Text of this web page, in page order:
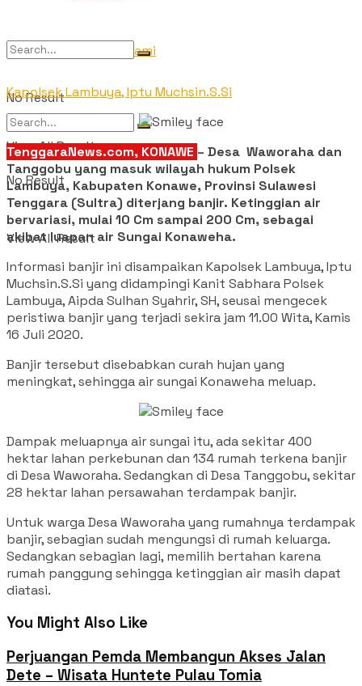
Tentang Kami
No Result
View All Result
No Result
View All Result
Kapolsek Lambuya, Iptu Muchsin.S.Si
TenggaraNews.com, KONAWE – Desa Waworaha dan
Tanggobu yang masuk wilayah hukum Polsek
Lambuya, Kabupaten Konawe, Provinsi Sulawesi
Tenggara (Sultra) diterjang banjir. Ketinggian air
bervariasi, mulai 10 Cm sampai 200 Cm, sebagai
akibat luapan air Sungai Konaweha.
Informasi banjir ini disampaikan Kapolsek Lambuya, Iptu
Muchsin.S.Si yang didampingi Kanit Sabhara Polsek
Lambuya, Aipda Sulhan Syahrir, SH, seusai mengecek
peristiwa banjir yang terjadi sekira jam 11.00 Wita, Kamis
16 Juli 2020.
Banjir tersebut disebabkan curah hujan yang
meningkat, sehingga air sungai Konaweha meluap.
Dampak meluapnya air sungai itu, ada sekitar 400
hektar lahan perkebunan dan 134 rumah terkena banjir
di Desa Waworaha. Sedangkan di Desa Tanggobu, sekitar
28 hektar lahan persawahan terdampak banjir.
Untuk warga Desa Waworaha yang rumahnya terdampak
banjir, sebagian sudah mengungsi di rumah keluarga.
Sedangkan sebagian lagi, memilih bertahan karena
rumah panggung sehingga ketinggian air masih dapat
diatasi.
You Might Also Like
Perjuangan Pemda Membangun Akses Jalan
Dete – Wisata Huntete Pulau Tomia